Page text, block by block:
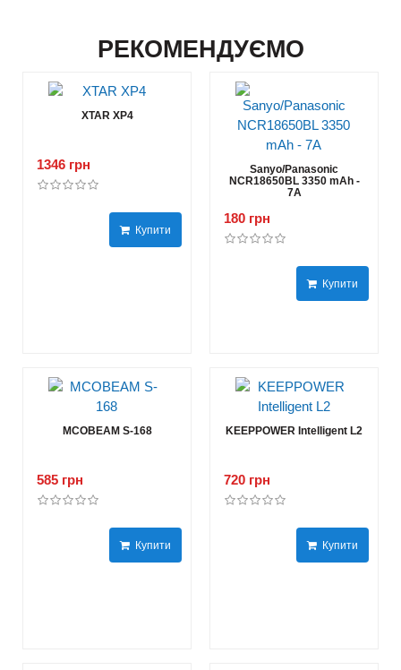
РЕКОМЕНДУЄМО
XTAR ХР4
1346 грн
Купити
Sanyo/Panasonic
NCR18650BL 3350 mAh -
7А
180 грн
Купити
MCOBEAM S-168
585 грн
Купити
KEEPPOWER Intelligent L2
720 грн
Купити